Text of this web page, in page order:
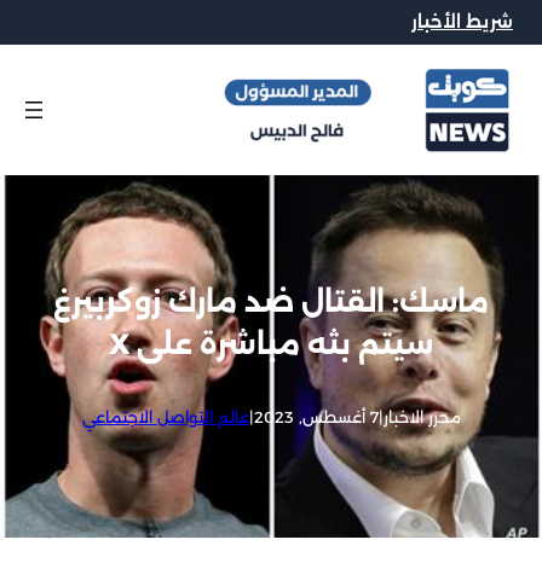
شريط الأخبار
ماسك: القتال ضد مارك زوكربيرغ
سيتم بثه مباشرة على X
محرر الاخبار|7 أغسطس, 2023 |عالم التواصل الاجتماعي